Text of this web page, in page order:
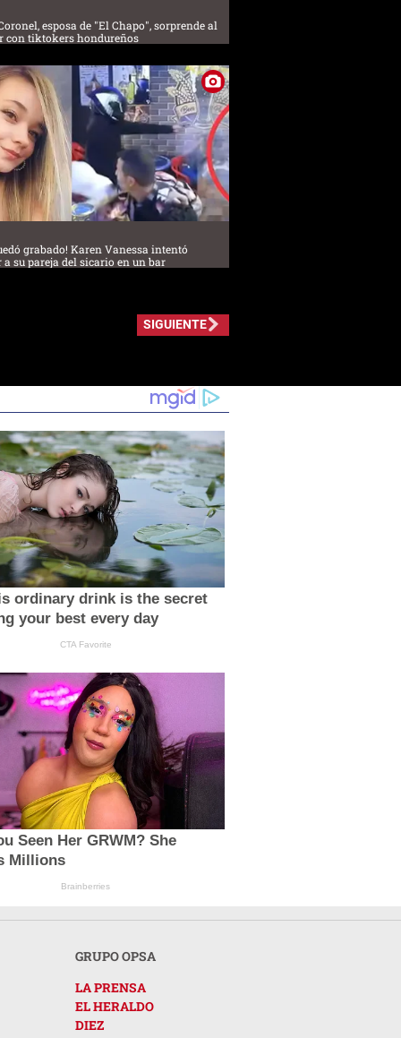
esposa de "El Chapo", sorprende al
con tiktokers hondureños
grabado! Karen Vanessa intentó
a su pareja del sicario en un bar
SIGUIENTE
ordinary drink is the secret
your best every day
CTA Favorite
Seen Her GRWM? She
Millions
Brainberries
GRUPO OPSA
LA PRENSA
EL HERALDO
DIEZ